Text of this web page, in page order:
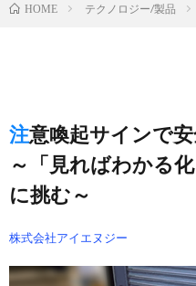
HOME テクノロジー/製品
注意喚起サインで
～「見ればわかる
に挑む～
株式会社アイエヌジー